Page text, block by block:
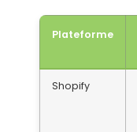
Plateforme
Shopify